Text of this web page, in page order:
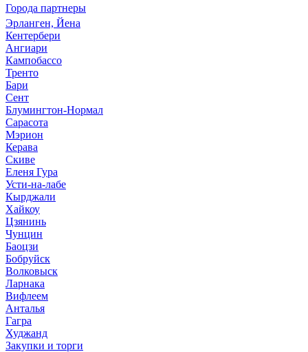
Города партнеры
Эрланген, Йена
Кентербери
Ангиари
Кампобассо
Тренто
Бари
Сент
Блумингтон-Нормал
Сарасота
Мэрион
Керава
Скиве
Еленя Гура
Усти-на-лабе
Кырджали
Хайкоу
Цзянинь
Чунцин
Баоцзи
Бобруйск
Волковыск
Ларнака
Вифлеем
Анталья
Гагра
Худжанд
Закупки и торги